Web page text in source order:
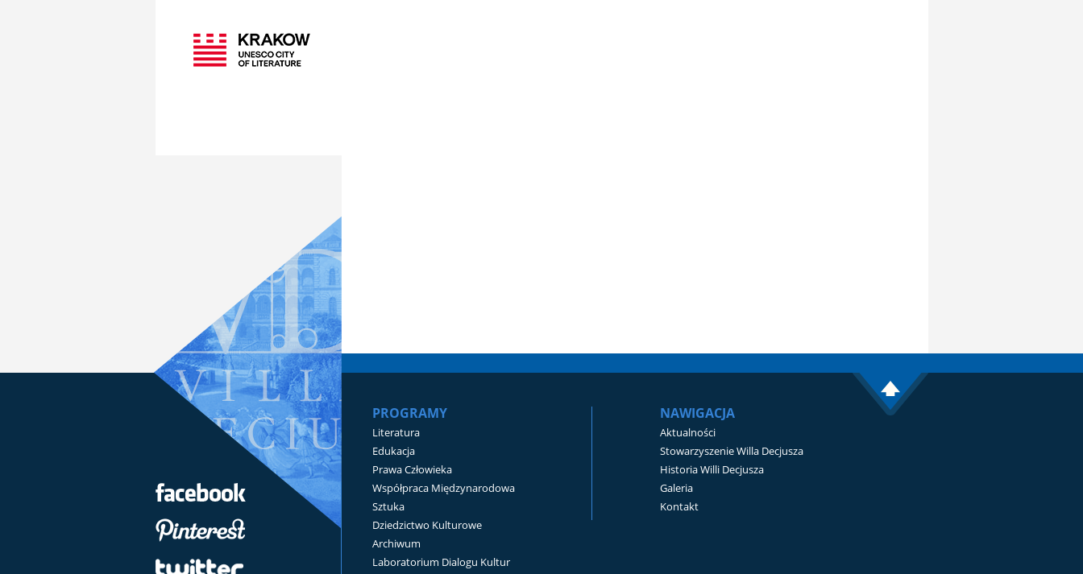
PROGRAMY
Literatura
Edukacja
Prawa Człowieka
Współpraca Międzynarodowa
Sztuka
Dziedzictwo Kulturowe
Archiwum
Laboratorium Dialogu Kultur
NAWIGACJA
Aktualności
Stowarzyszenie Willa Decjusza
Historia Willi Decjusza
Galeria
Kontakt